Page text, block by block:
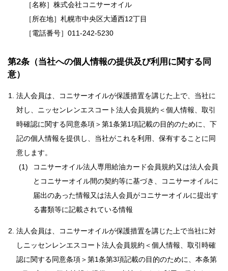
［名称］株式会社コニサーオイル
［所在地］札幌市中央区大通西12丁目
［電話番号］011-242-5230
第2条（当社への個人情報の提供及び利用に関する同
意）
法人会員は、コニサーオイルが保護措置を講じた上で、当社に
対し、ニッセンレンエスコート法人会員規約＜個人情報、取引
時確認に関する同意条項＞第1条第1項記載の目的のために、下
記の個人情報を提供し、当社がこれを利用、保有することに同
意します。
コニサーオイル法人専用給油カード会員規約又は法人会員
とコニサーオイル間の契約等に基づき、コニサーオイルに
届出のあった情報又は法人会員がコニサーオイルに提出す
る書類等に記載されている情報
法人会員は、コニサーオイルが保護措置を講じた上で当社に対
しニッセンレンエスコート法人会員規約＜個人情報、取引時確
認に関する同意条項＞第1条第3項記載の目的のために、本条第